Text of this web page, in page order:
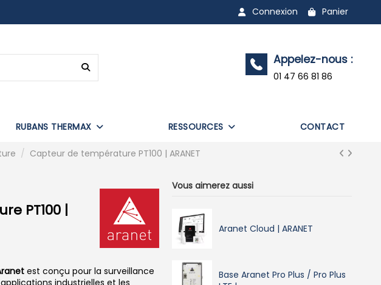
Connexion Panier
Appelez-nous :
01 47 66 81 86
RUBANS THERMAX RESSOURCES CONTACT
Capteur de température PT100 | ARANET
PT100 |
est conçu pour la surveillance
industrielles et les
Vous aimerez aussi
Aranet Cloud | ARANET
Base Aranet Pro Plus / Pro Plus